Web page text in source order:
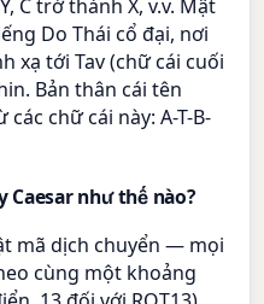
C trở thành X, v.v. Mật
Do Thái cổ đại, nơi
xạ tới Tav (chữ cái cuối
Bản thân cái tên
chữ cái này: A-T-B-
Caesar như thế nào?
mã dịch chuyển — mọi
cùng một khoảng